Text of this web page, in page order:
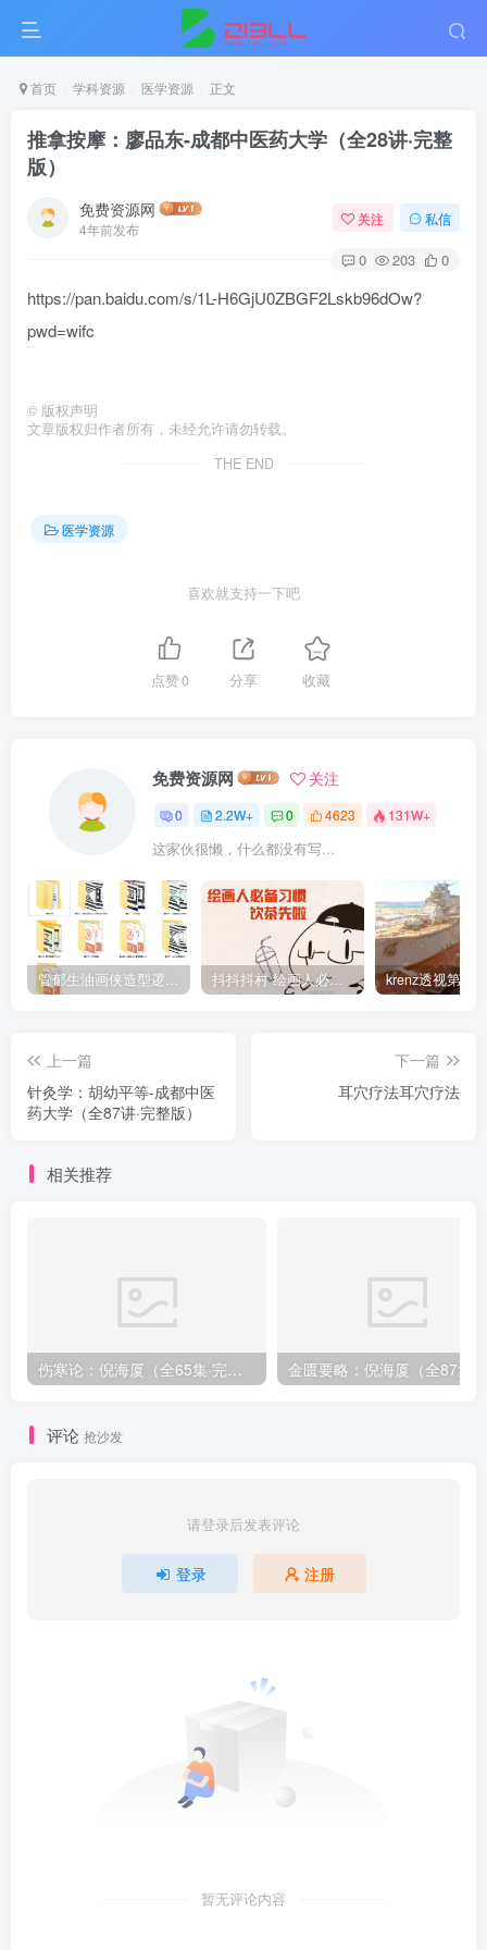
首页 学科资源 医学资源 正文
推拿按摩：廖品东-成都中医药大学（全28讲·完整
版）
免费资源网
4年前发布
关注 私信
0 203 0
https://pan.baidu.com/s/1L-H6GjU0ZBGF2Lskb96dOw?
pwd=wifc
© 版权声明
文章版权归作者所有，未经允许请勿转载。
THE END
医学资源
喜欢就支持一下吧
点赞0 分享 收藏
免费资源网 关注
0 2.2W+ 0 4623 131W+
这家伙很懒，什么都没有写...
管郁生油画侠造型逻辑班第一期2019年5月【高清不缺课】 抖抖抖村 绘画人必备习惯2020【画质不错】
上一篇
针灸学：胡幼平等-成都中医
药大学（全87讲·完整版）
下一篇
耳穴疗法耳穴疗法
相关推荐
伤寒论：倪海厦（全65集·完整版）
评论 抢沙发
请登录后发表评论
登录 注册
暂无评论内容